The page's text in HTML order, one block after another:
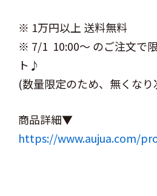
※ 1万円以上 送料無料
※ 7/1 10:00～ のご注文で
ト♪
(数量限定のため、無くなり
商品詳細▼
https://www.aujua.com/